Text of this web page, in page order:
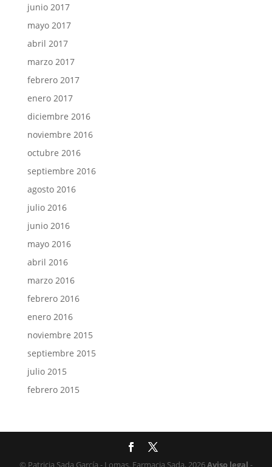
junio 2017
mayo 2017
abril 2017
marzo 2017
febrero 2017
enero 2017
diciembre 2016
noviembre 2016
octubre 2016
septiembre 2016
agosto 2016
julio 2016
junio 2016
mayo 2016
abril 2016
marzo 2016
febrero 2016
enero 2016
noviembre 2015
septiembre 2015
julio 2015
febrero 2015
© Patricia Sada García - Lomas. Farmacia Sada, 2026Aviso legal -